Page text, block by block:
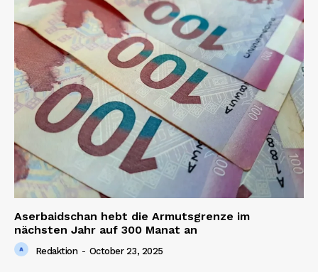
Aserbaidschan hebt die Armutsgrenze im
nächsten Jahr auf 300 Manat an
Redaktion - October 23, 2025